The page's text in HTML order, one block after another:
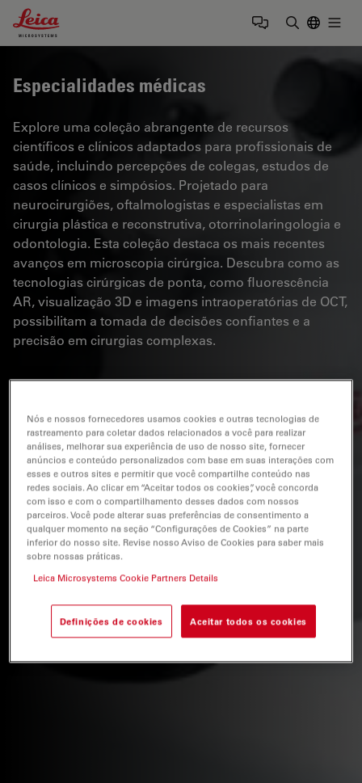
Leica Microsystems Logo
Especialidades médicas
Explore uma coleção abrangente de recursos
científicos e clínicos adaptados para profissionais de
saúde, incluindo percepções de colegas, estudos de
casos clínicos e simpósios. Projetado para
neurocirurgiões, oftalmologistas e especialistas em
cirurgia plástica e reconstrutiva, otorrinolaringologia e
odontologia. Esta coleção destaca os mais recentes
avanços em microscopia cirúrgica. Descubra como as
tecnologias cirúrgicas de ponta, como fluorescência
AR, visualização 3D e imagens intraoperatórias de OCT,
possibilitam a tomada de decisões confiantes e a
precisão em cirurgias complexas.
Nós e nossos fornecedores usamos cookies e outras tecnologias de
rastreamento para coletar dados relacionados a você para realizar
análises, melhorar sua experiência de uso de nosso site, fornecer
anúncios e conteúdo personalizados com base em suas interações com
esses e outros sites e permitir que você compartilhe conteúdo nas
redes sociais. Ao clicar em “Aceitar todos os cookies”, você concorda
com isso e com o compartilhamento desses dados com nossos
parceiros. Você pode alterar suas preferências de consentimento a
qualquer momento na seção “Configurações de Cookies” na parte
inferior do nosso site. Revise nosso Aviso de Cookies para saber mais
sobre nossas práticas.
Leica Microsystems Cookie Partners Details
Definições de cookies Aceitar todos os cookies